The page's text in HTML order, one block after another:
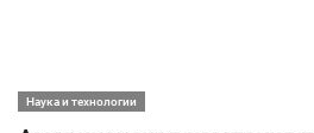
Наука и технологии